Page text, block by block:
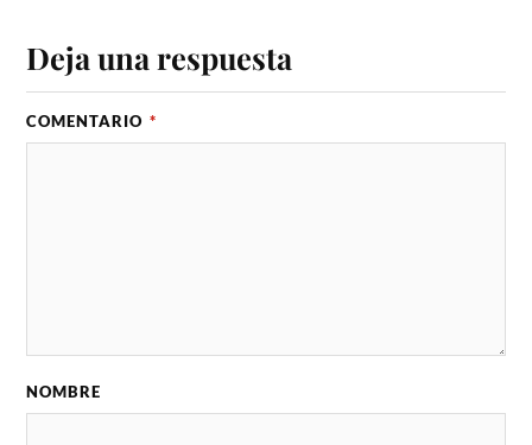
Deja una respuesta
COMENTARIO *
NOMBRE